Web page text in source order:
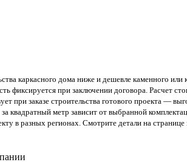
каркасного дома ниже и дешевле каменного или
фиксируется при заключении договора. Расчет
при заказе строительства готового проекта —
квадратный метр зависит от выбранной
в разных регионах. Смотрите детали на странице